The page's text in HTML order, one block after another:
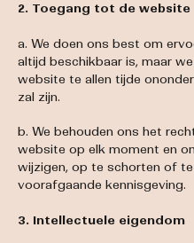
2. Toegang tot de website
a. We doen ons best om
altijd beschikbaar is, maar
website te allen tijde
zal zijn.
b. We behouden ons het
website op elk moment en
wijzigen, op te schorten of
voorafgaande kennisgeving.
3. Intellectuele eigendom